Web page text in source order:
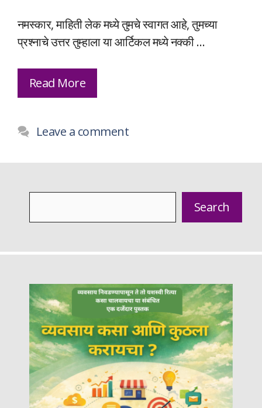
नमस्कार, माहिती लेक मध्ये तुमचे स्वागत आहे, तुमच्या
प्रश्नाचे उत्तर तुम्हाला या आर्टिकल मध्ये नक्की …
Read More
Leave a comment
Search